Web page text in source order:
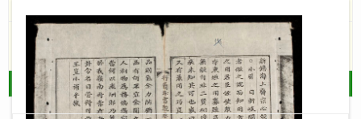
Ghi chú/
note
Thiếu các quyển: 15,16,19,20,21,22,23,24. Trùng
bản: q.50-53: R.5017, R.1163, R.1107
QUAY LẠI- THƯ VIỆN SỐ HÁN NÔM